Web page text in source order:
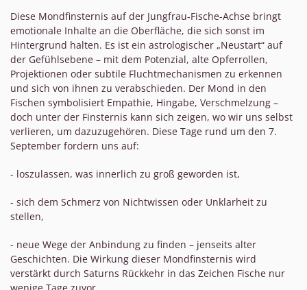
Diese Mondfinsternis auf der Jungfrau-Fische-Achse bringt
emotionale Inhalte an die Oberfläche, die sich sonst im
Hintergrund halten. Es ist ein astrologischer „Neustart“ auf
der Gefühlsebene – mit dem Potenzial, alte Opferrollen,
Projektionen oder subtile Fluchtmechanismen zu erkennen
und sich von ihnen zu verabschieden. Der Mond in den
Fischen symbolisiert Empathie, Hingabe, Verschmelzung –
doch unter der Finsternis kann sich zeigen, wo wir uns selbst
verlieren, um dazuzugehören. Diese Tage rund um den 7.
September fordern uns auf:
- loszulassen, was innerlich zu groß geworden ist,
- sich dem Schmerz von Nichtwissen oder Unklarheit zu
stellen,
- neue Wege der Anbindung zu finden – jenseits alter
Geschichten. Die Wirkung dieser Mondfinsternis wird
verstärkt durch Saturns Rückkehr in das Zeichen Fische nur